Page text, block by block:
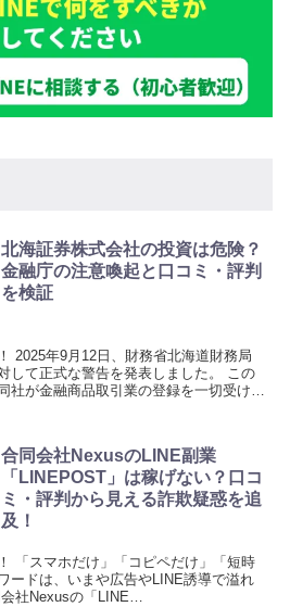
北海証券株式会社の投資は危険？
金融庁の注意喚起と口コミ・評判
を検証
2025年9月12日、財務省北海道財務局
して正式な警告を発表しました。 この
社が金融商品取引業の登録を一切受けて
合同会社NexusのLINE副業
「LINEPOST」は稼げない？口コ
ミ・評判から見える詐欺疑惑を追
及！
「スマホだけ」「コピペだけ」「短時
ードは、いまや広告やLINE誘導で溢れ
社Nexusの「LINE